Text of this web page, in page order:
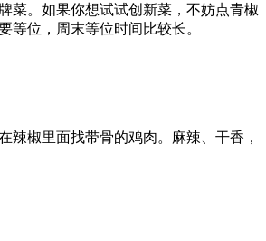
菜。如果你想试试创新菜，不妨点青椒
等位，周末等位时间比较长。
辣椒里面找带骨的鸡肉。麻辣、干香，